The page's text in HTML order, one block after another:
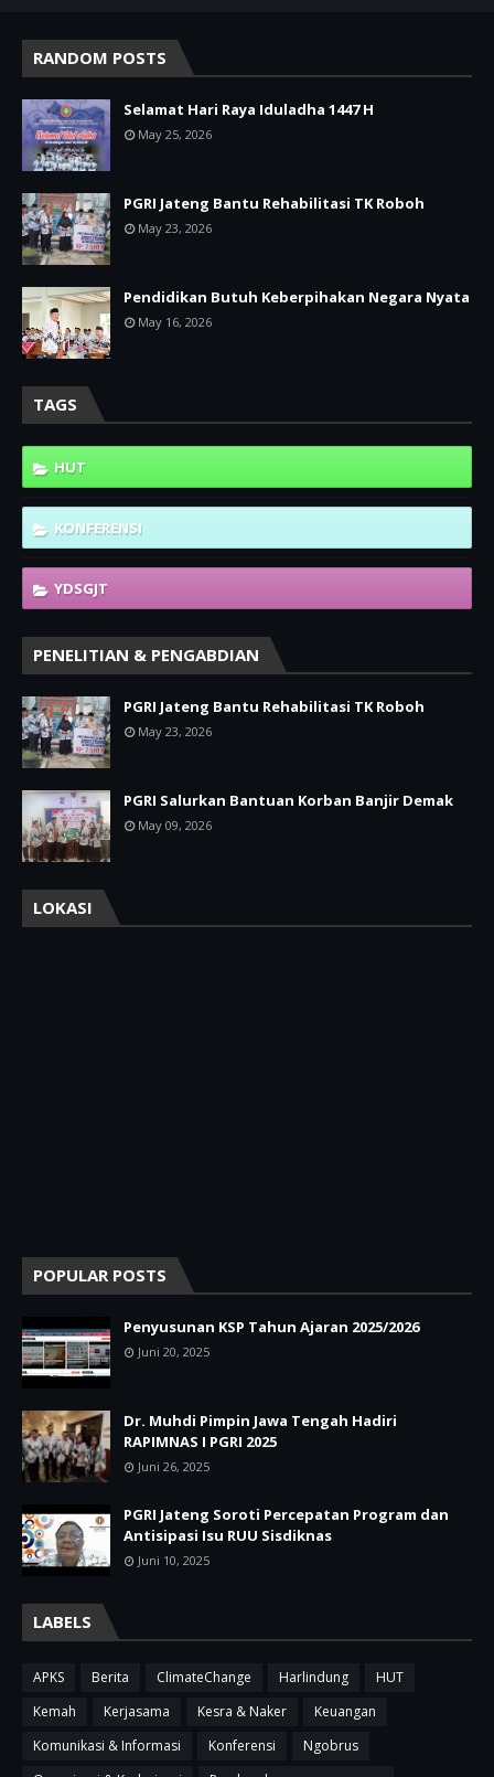
RANDOM POSTS
Selamat Hari Raya Iduladha 1447 H
May 25, 2026
PGRI Jateng Bantu Rehabilitasi TK Roboh
May 23, 2026
Pendidikan Butuh Keberpihakan Negara Nyata
May 16, 2026
TAGS
HUT
KONFERENSI
YDSGJT
PENELITIAN & PENGABDIAN
PGRI Jateng Bantu Rehabilitasi TK Roboh
May 23, 2026
PGRI Salurkan Bantuan Korban Banjir Demak
May 09, 2026
LOKASI
POPULAR POSTS
Penyusunan KSP Tahun Ajaran 2025/2026
Juni 20, 2025
Dr. Muhdi Pimpin Jawa Tengah Hadiri
RAPIMNAS I PGRI 2025
Juni 26, 2025
PGRI Jateng Soroti Percepatan Program dan
Antisipasi Isu RUU Sisdiknas
Juni 10, 2025
LABELS
APKS Berita ClimateChange Harlindung
HUT
Kemah
Kerjasama Kesra & Naker
Keuangan
Komunikasi & Informasi
Konferensi
Ngobrus